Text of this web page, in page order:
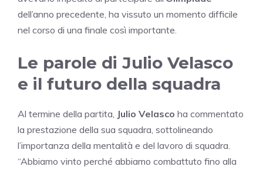
dell’anno precedente, ha vissuto un momento difficile
nel corso di una finale così importante.
Le parole di Julio Velasco
e il futuro della squadra
Al termine della partita, Julio Velasco ha commentato
la prestazione della sua squadra, sottolineando
l’importanza della mentalità e del lavoro di squadra.
“Abbiamo vinto perché abbiamo combattuto fino alla